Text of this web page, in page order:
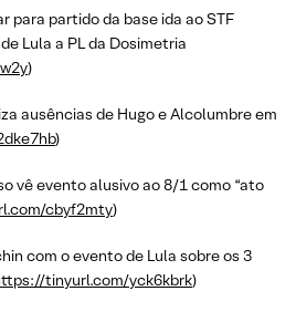
para partido da base ida ao STF
Lula a PL da Dosimetria
)
ausências de Hugo e Alcolumbre em
)
vê evento alusivo ao 8/1 como “ato
cbyf2mty)
com o evento de Lula sobre os 3
tinyurl.com/yck6kbrk)